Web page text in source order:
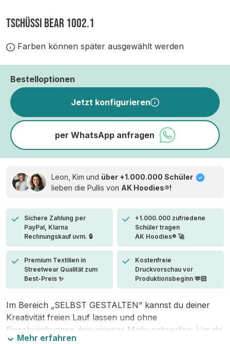
TSCHÜSSI BEAR 1002.1
Farben können später ausgewählt werden
Bestelloptionen
Jetzt konfigurieren
per WhatsApp anfragen
Leon, Kim und über +1.000.000 Schüler
lieben die Pullis von AK Hoodies®!
Sichere Zahlung per
PayPal, Klarna
Rechnungskauf uvm. 🔒
+1.000.000 zufriedene
Schüler tragen
AK Hoodies® 🚀
Premium Textilien in
Streetwear Qualität zum
Best-Preis ✨
Kostenfreie
Druckvorschau vor
Produktionsbeginn 🫶🏻
Im Bereich „SELBST GESTALTEN“ kannst du deiner
Kreativität freien Lauf lassen und ohne
Einschränkungen dein eigenes Motiv entwerfen. Um dir
Mehr erfahren